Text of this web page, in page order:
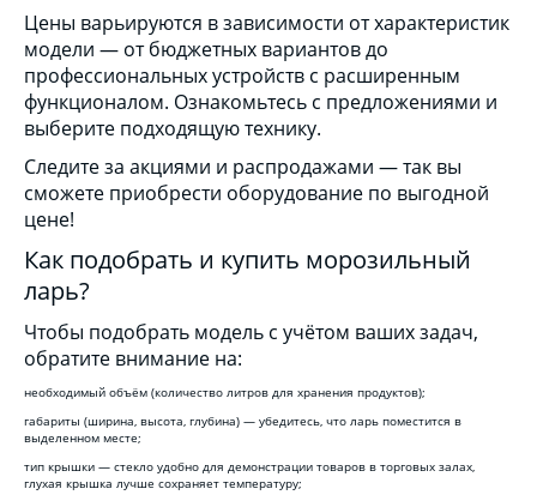
Цены варьируются в зависимости от характеристик
модели — от бюджетных вариантов до
профессиональных устройств с расширенным
функционалом. Ознакомьтесь с предложениями и
выберите подходящую технику.
Следите за акциями и распродажами — так вы
сможете приобрести оборудование по выгодной
цене!
Как подобрать и купить морозильный
ларь?
Чтобы подобрать модель с учётом ваших задач,
обратите внимание на:
необходимый объём (количество литров для хранения продуктов);
габариты (ширина, высота, глубина) — убедитесь, что ларь поместится в
выделенном месте;
тип крышки — стекло удобно для демонстрации товаров в торговых залах,
глухая крышка лучше сохраняет температуру;